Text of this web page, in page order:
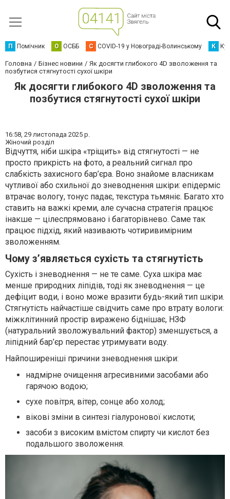
П Помічник О ОСББ C COVID-19 у Новограді-Волинському К
Головна Бізнес новини
Як досягти глибокого 4D зволоження та
позбутися стягнутості сухої шкіри
Як досягти глибокого 4D зволоження та
позбутися стягнутості сухої шкіри
16:58, 29 листопада 2025 р.
Жіночий розділ
Відчуття, ніби шкіра «тріщить» від стягнутості — не
просто прикрість на фото, а реальний сигнал про
слабкість захисного бар’єра. Воно знайоме власникам
чутливої або схильної до зневоднення шкіри: епідерміс
втрачає вологу, тонус падає, текстура тьмяніє. Багато хто
ставить на важкі креми, але сучасна стратегія працює
інакше — цілеспрямовано і багаторівнево. Саме так
працює підхід, який називають чотиривимірним
зволоженням.
Чому з’являється сухість та стягнутість
Сухість і зневоднення — не те саме. Суха шкіра має
менше природних ліпідів, тоді як зневоднення — це
дефіцит води, і воно може вразити будь-який тип шкіри.
Стягнутість найчастіше свідчить саме про втрату вологи:
міжклітинний простір виражено біднішає, НЗФ
(натуральний зволожувальний фактор) зменшується, а
ліпідний бар’єр перестає утримувати воду.
Найпоширеніші причини зневоднення шкіри:
надмірне очищення агресивними засобами або
гарячою водою;
сухе повітря, вітер, сонце або холод;
вікові зміни в синтезі гіалуронової кислоти;
засоби з високим вмістом спирту чи кислот без
подальшого зволоження.